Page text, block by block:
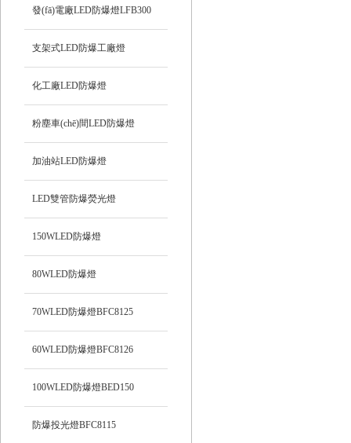
發(fā)電廠LED防爆燈LFB300
支架式LED防爆工廠燈
化工廠LED防爆燈
粉塵車(chē)間LED防爆燈
加油站LED防爆燈
LED雙管防爆熒光燈
150WLED防爆燈
80WLED防爆燈
70WLED防爆燈BFC8125
60WLED防爆燈BFC8126
100WLED防爆燈BED150
防爆投光燈BFC8115